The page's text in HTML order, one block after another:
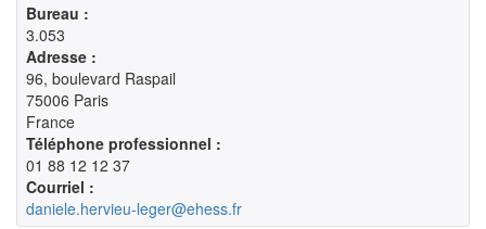
Bureau :
3.053
Adresse :
96, boulevard Raspail
75006 Paris
France
Téléphone professionnel :
01 88 12 12 37
Courriel :
daniele.hervieu-leger@ehess.fr